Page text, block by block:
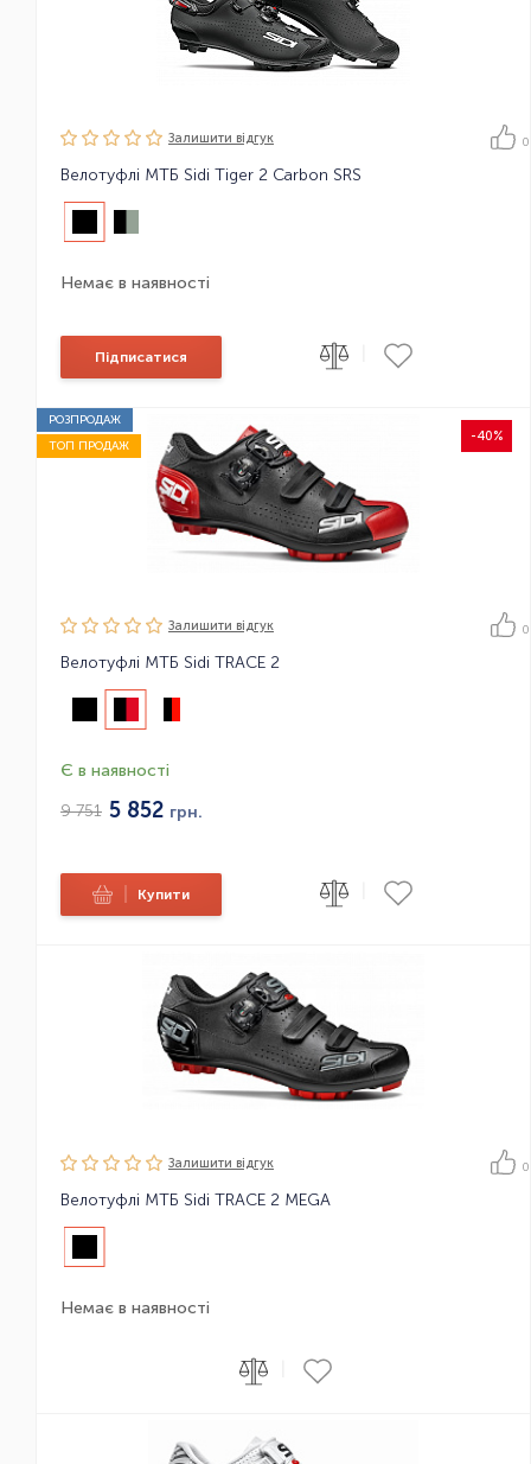
Залишити вiдгук 0
Велотуфлі МТБ Sidi Tiger 2 Carbon SRS
Немає в наявності
Підписатися
РОЗПРОДАЖ
-40%
ТОП ПРОДАЖ
Залишити вiдгук 0
Велотуфлі МТБ Sidi TRACE 2
Є в наявності
9 751 5 852 грн.
Купити
Залишити вiдгук 0
Велотуфлі МТБ Sidi TRACE 2 MEGA
Немає в наявності